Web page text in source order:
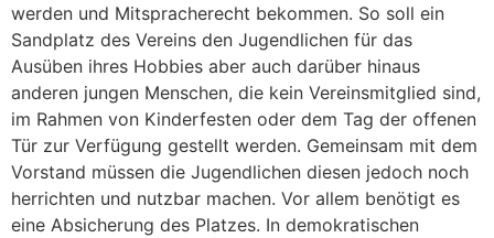
werden und Mitspracherecht bekommen. So soll ein
Sandplatz des Vereins den Jugendlichen für das
Ausüben ihres Hobbies aber auch darüber hinaus
anderen jungen Menschen, die kein Vereinsmitglied sind,
im Rahmen von Kinderfesten oder dem Tag der offenen
Tür zur Verfügung gestellt werden. Gemeinsam mit dem
Vorstand müssen die Jugendlichen diesen jedoch noch
herrichten und nutzbar machen. Vor allem benötigt es
eine Absicherung des Platzes. In demokratischen